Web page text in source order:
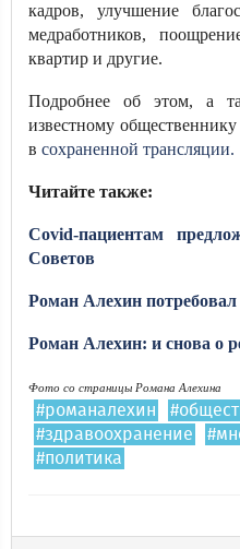
кадров, улучшение
медработников,
квартир и другие.
Подробнее об этом, а
известному
в сохраненной трансляции.
Читайте также:
Covid-пациентам
Советов
Роман Алехин потребовал
Роман Алехин: и снова о
Фото со страницы Романа Алехина
#романалехин
#здравоохранение
#политика